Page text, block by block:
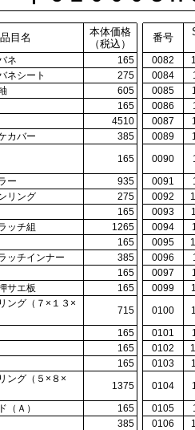
品目名
本体価格
（税込）
番号
ネ 165 0082
ネシート 275 0084
605 0085
165 0086
4510 0087
カバー 385 0089
165 0090
ー 935 0091
リング 275 0092
165 0093
ッチ組 1265 0094
165 0095
ッチインナー 385 0096
165 0097
サエ板 165 0099
ング（７×１３×
715 0100
165 0101
165 0102
165 0103
ング（５×８×
1375 0104
（Ａ） 165 0105
385 0106